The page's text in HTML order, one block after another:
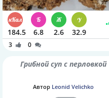
184.5 6.8 2.6 32.9
3 0
Грибной суп с перловкой
Автор Leonid Velichko